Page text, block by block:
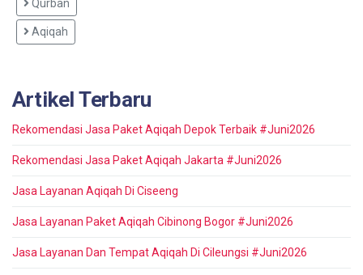
Qurban
Aqiqah
Artikel Terbaru
Rekomendasi Jasa Paket Aqiqah Depok Terbaik #Juni2026
Rekomendasi Jasa Paket Aqiqah Jakarta #Juni2026
Jasa Layanan Aqiqah Di Ciseeng
Jasa Layanan Paket Aqiqah Cibinong Bogor #Juni2026
Jasa Layanan Dan Tempat Aqiqah Di Cileungsi #Juni2026